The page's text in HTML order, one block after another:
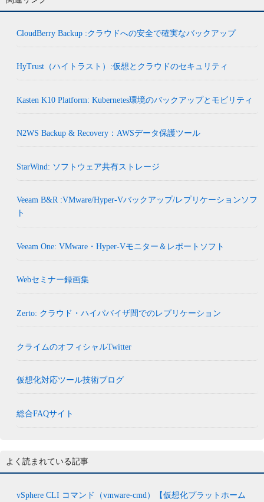
CloudBerry Backup :クラウドへの安全で確実なバックアップ
HyTrust（ハイトラスト）:仮想とクラウドのセキュリティ
Kasten K10 Platform: Kubernetes環境のバックアップとモビリティ
N2WS Backup & Recovery：AWSデータ保護ツール
StarWind: ソフトウェア共有ストレージ
Veeam B&R :VMware/Hyper-Vバックアップ/レプリケーションソフ
ト
Veeam One: VMware・Hyper-Vモニター＆レポートソフト
Webセミナー録画集
Zerto: クラウド・ハイパバイザ間でのレプリケーション
クライムのオフィシャルTwitter
仮想化対応ツール技術ブログ
総合FAQサイト
よく読まれている記事
vSphere CLI コマンド（vmware-cmd）【仮想化プラットホーム